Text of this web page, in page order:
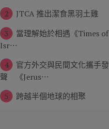
2
JTCA 推出潔食黑羽土雞
3
當理解始於相遇《Times of
Isr⋯
4
官方外交與民間文化攜手發
聲 《Jerus⋯
5
跨越半個地球的相聚